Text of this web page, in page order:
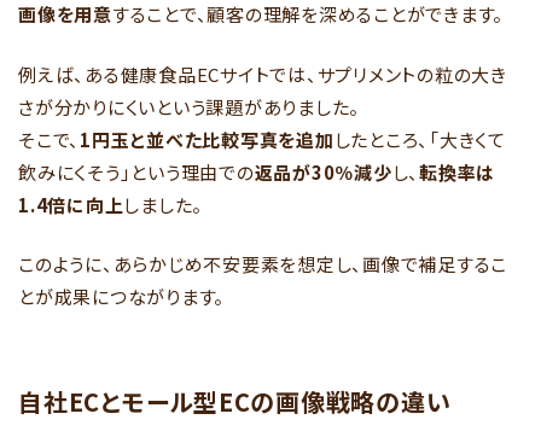
画像を用意することで、顧客の理解を深めることができます。
例えば、ある健康食品ECサイトでは、サプリメントの粒の大き
さが分かりにくいという課題がありました。
そこで、 1円玉と並べた比較写真を追加したところ、「大きくて
飲みにくそう」という理由での返品が30％減少し、 転換率は
1.4倍に向上しました。
このように、あらかじめ不安要素を想定し、画像で補足するこ
とが成果につながります。
自社ECとモール型ECの画像戦略の違い